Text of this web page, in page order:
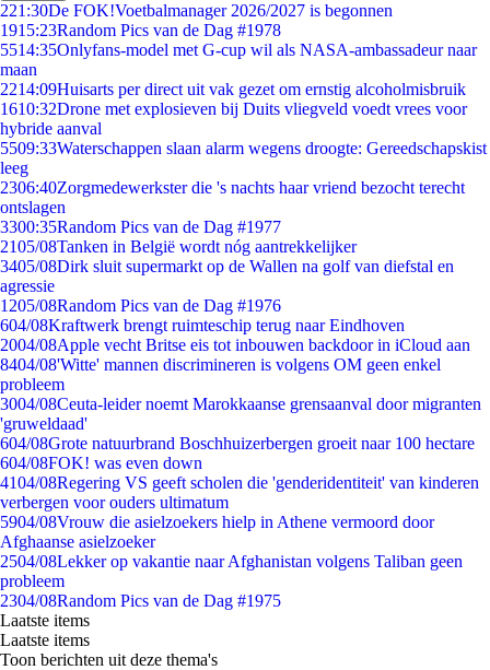
221:30De FOK!Voetbalmanager 2026/2027 is begonnen
1915:23Random Pics van de Dag #1978
5514:35Onlyfans-model met G-cup wil als NASA-ambassadeur naar
maan
2214:09Huisarts per direct uit vak gezet om ernstig alcoholmisbruik
1610:32Drone met explosieven bij Duits vliegveld voedt vrees voor
hybride aanval
5509:33Waterschappen slaan alarm wegens droogte: Gereedschapskist
leeg
2306:40Zorgmedewerkster die 's nachts haar vriend bezocht terecht
ontslagen
3300:35Random Pics van de Dag #1977
2105/08Tanken in België wordt nóg aantrekkelijker
3405/08Dirk sluit supermarkt op de Wallen na golf van diefstal en
agressie
1205/08Random Pics van de Dag #1976
604/08Kraftwerk brengt ruimteschip terug naar Eindhoven
2004/08Apple vecht Britse eis tot inbouwen backdoor in iCloud aan
8404/08'Witte' mannen discrimineren is volgens OM geen enkel
probleem
3004/08Ceuta-leider noemt Marokkaanse grensaanval door migranten
'gruweldaad'
604/08Grote natuurbrand Boschhuizerbergen groeit naar 100 hectare
604/08FOK! was even down
4104/08Regering VS geeft scholen die 'genderidentiteit' van kinderen
verbergen voor ouders ultimatum
5904/08Vrouw die asielzoekers hielp in Athene vermoord door
Afghaanse asielzoeker
2504/08Lekker op vakantie naar Afghanistan volgens Taliban geen
probleem
2304/08Random Pics van de Dag #1975
Laatste items
Laatste items
Toon berichten uit deze thema's